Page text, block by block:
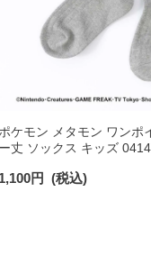
ポケモン メタモン ワンポ
ー丈 ソックス キッズ
1,100円 (税込)